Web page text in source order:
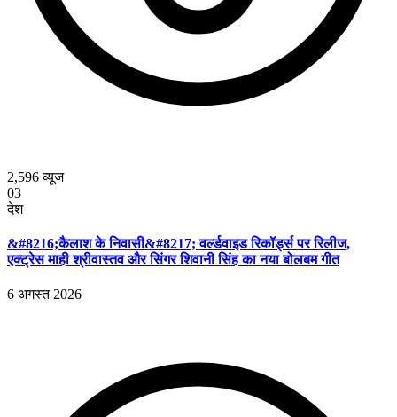
2,596व्यूज
03
देश
&#8216;कैलाश के निवासी&#8217; वर्ल्डवाइड रिकॉर्ड्स पर रिलीज,
एक्ट्रेस माही श्रीवास्तव और सिंगर शिवानी सिंह का नया बोलबम गीत
6 अगस्त 2026